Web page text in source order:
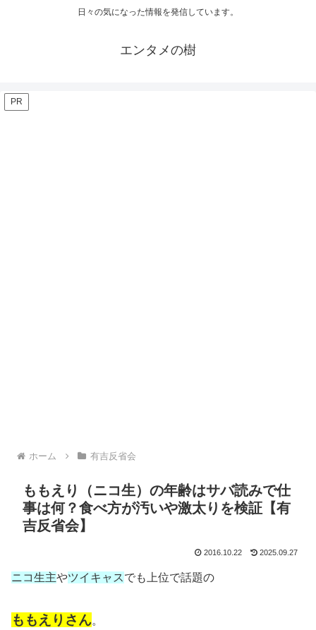
日々の気になった情報を発信しています。
エンタメの樹
PR
ホーム 有吉反省会
ももえり（ニコ生）の年齢はサバ読みで仕
事は何？食べ方が汚いや激太りを検証【有
吉反省会】
2016.10.22 2025.09.27
ニコ生主やツイキャスでも上位で話題の
ももえりさん。